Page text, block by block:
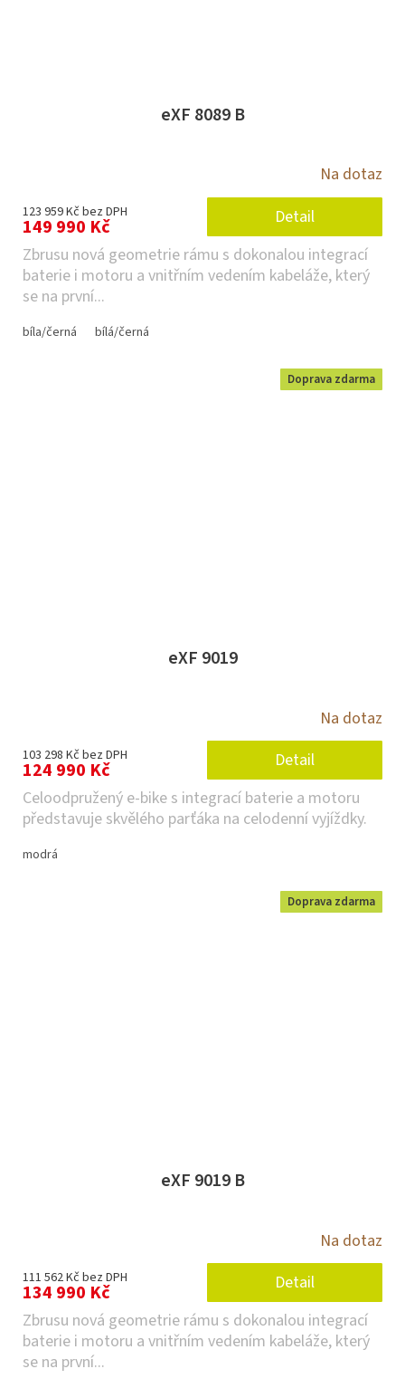
eXF 8089 B
Na dotaz
123 959 Kč bez DPH
149 990 Kč
Detail
Zbrusu nová geometrie rámu s dokonalou integrací
baterie i motoru a vnitřním vedením kabeláže, který
se na první...
bíla/černá bílá/černá
Doprava zdarma
eXF 9019
Na dotaz
103 298 Kč bez DPH
124 990 Kč
Detail
Celoodpružený e-bike s integrací baterie a motoru
představuje skvělého parťáka na celodenní vyjíždky.
modrá
Doprava zdarma
eXF 9019 B
Na dotaz
111 562 Kč bez DPH
134 990 Kč
Detail
Zbrusu nová geometrie rámu s dokonalou integrací
baterie i motoru a vnitřním vedením kabeláže, který
se na první...